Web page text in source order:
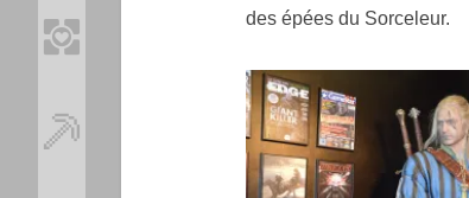
des épées du Sorceleur.